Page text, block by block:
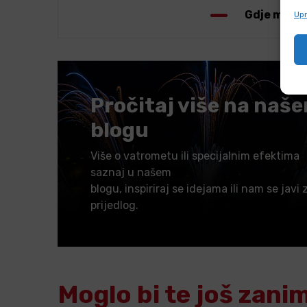
Gdje
Pročitaj više na
blogu
Više o vatrometu ili specijalnim efektima
saznaj u našem
blogu, inspiriraj se idejama ili nam se javi
prijedlog.
Moglo bi te još